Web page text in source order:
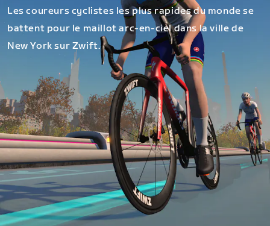
Les coureurs cyclistes les plus rapides du monde se
battent pour le maillot arc-en-ciel dans la ville de
New York sur Zwift.